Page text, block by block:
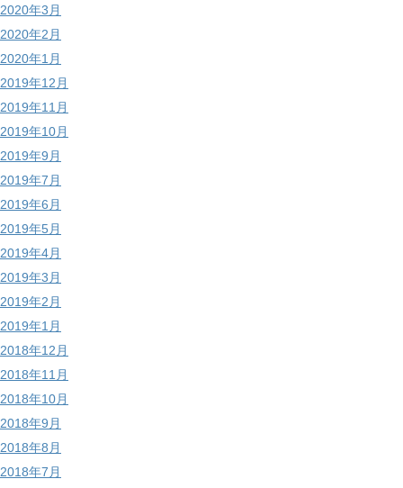
2020年3月
2020年2月
2020年1月
2019年12月
2019年11月
2019年10月
2019年9月
2019年7月
2019年6月
2019年5月
2019年4月
2019年3月
2019年2月
2019年1月
2018年12月
2018年11月
2018年10月
2018年9月
2018年8月
2018年7月